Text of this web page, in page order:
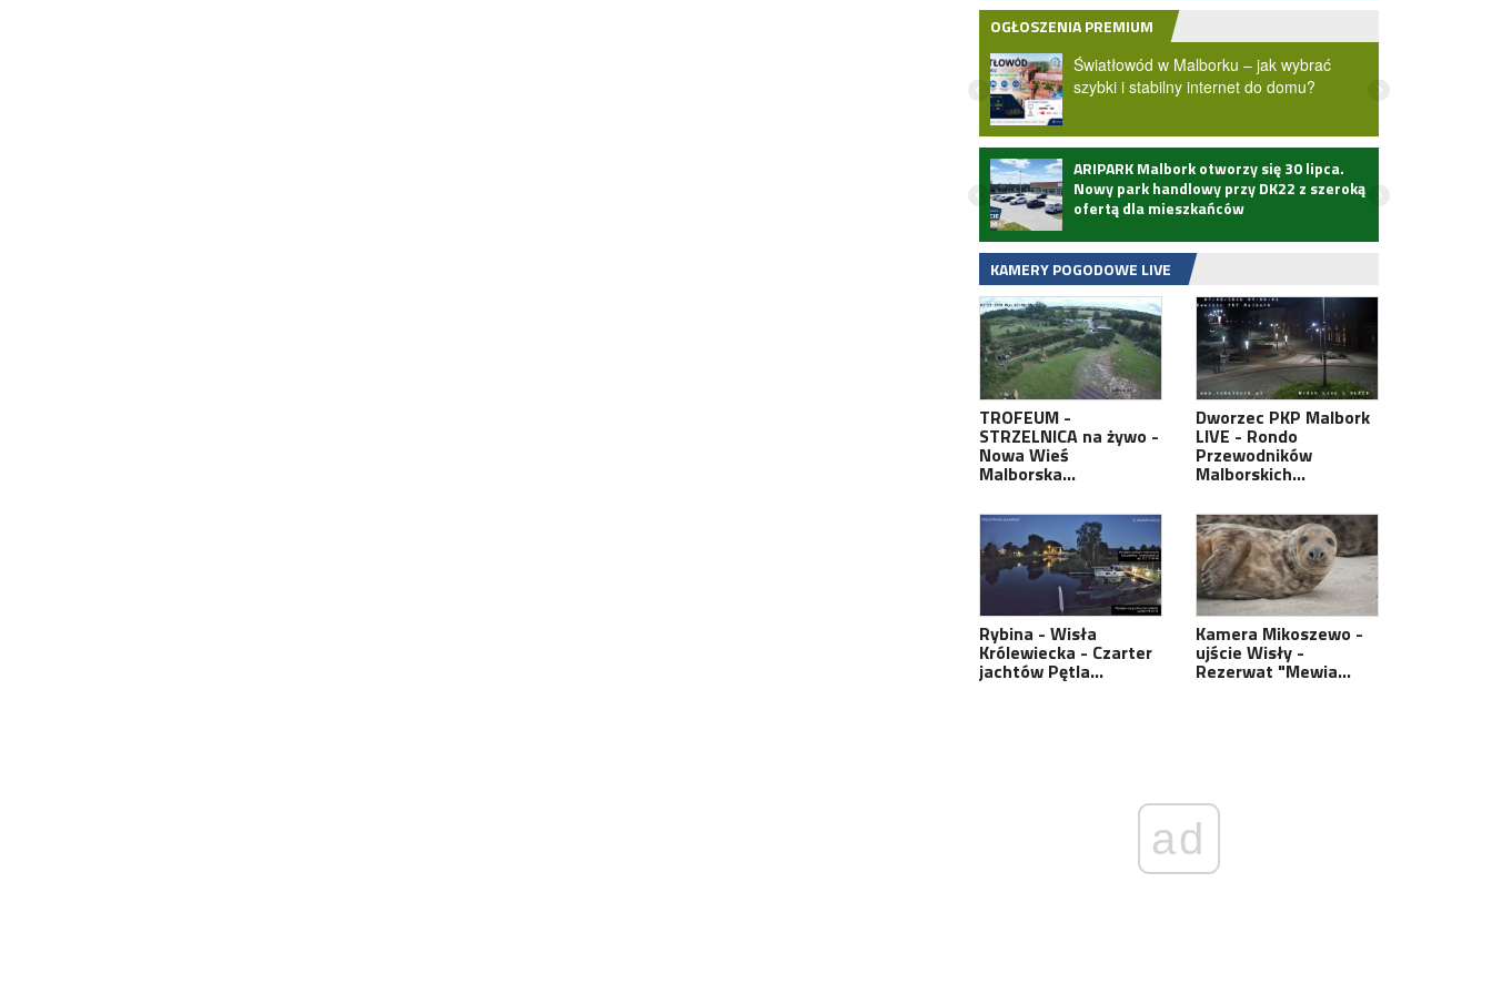
OGŁOSZENIA PREMIUM
Światłowód w Malborku – jak wybrać
szybki i stabilny internet do domu?
ARIPARK Malbork otworzy się 30 lipca.
Nowy park handlowy przy DK22 z szeroką
ofertą dla mieszkańców
KAMERY POGODOWE LIVE
TROFEUM -
STRZELNICA na żywo -
Nowa Wieś
Malborska…
Dworzec PKP Malbork
LIVE - Rondo
Przewodników
Malborskich…
Rybina - Wisła
Królewiecka - Czarter
jachtów Pętla…
Kamera Mikoszewo -
ujście Wisły -
Rezerwat "Mewia…
ad